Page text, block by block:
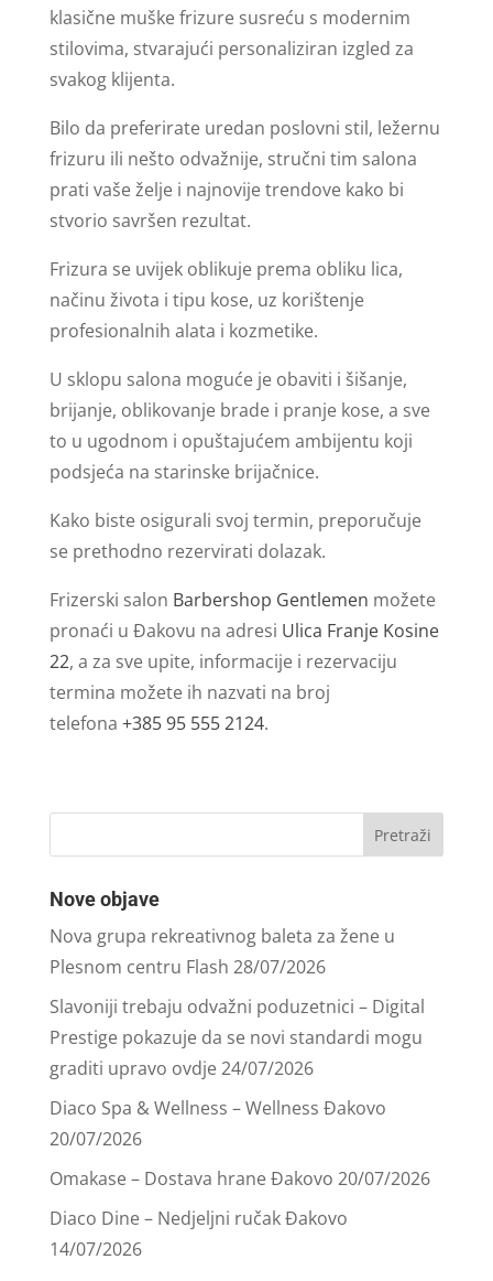
klasične muške frizure susreću s modernim
stilovima, stvarajući personaliziran izgled za
svakog klijenta.
Bilo da preferirate uredan poslovni stil, ležernu
frizuru ili nešto odvažnije, stručni tim salona
prati vaše želje i najnovije trendove kako bi
stvorio savršen rezultat.
Frizura se uvijek oblikuje prema obliku lica,
načinu života i tipu kose, uz korištenje
profesionalnih alata i kozmetike.
U sklopu salona moguće je obaviti i šišanje,
brijanje, oblikovanje brade i pranje kose, a sve
to u ugodnom i opuštajućem ambijentu koji
podsjeća na starinske brijačnice.
Kako biste osigurali svoj termin, preporučuje
se prethodno rezervirati dolazak.
Frizerski salon Barbershop Gentlemen možete
pronaći u Đakovu na adresi Ulica Franje Kosine
22, a za sve upite, informacije i rezervaciju
termina možete ih nazvati na broj
telefona +385 95 555 2124.
Nove objave
Nova grupa rekreativnog baleta za žene u
Plesnom centru Flash 28/07/2026
Slavoniji trebaju odvažni poduzetnici – Digital
Prestige pokazuje da se novi standardi mogu
graditi upravo ovdje24/07/2026
Diaco Spa & Wellness – Wellness Đakovo
20/07/2026
Omakase – Dostava hrane Đakovo 20/07/2026
Diaco Dine – Nedjeljni ručak Đakovo
14/07/2026